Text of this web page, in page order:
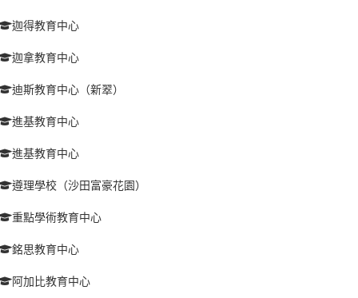
迦得教育中心
迦拿教育中心
迪斯教育中心（新翠）
進基教育中心
進基教育中心
遵理學校（沙田富豪花園）
重點學術教育中心
銘思教育中心
阿加比教育中心